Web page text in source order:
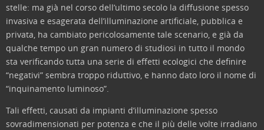
stelle: ma già nel corso dell’ultimo secolo la diffusione spesso
invasiva e esagerata dell’illuminazione artificiale, pubblica e
privata, ha cambiato pericolosamente tale scenario, e già da
qualche tempo un gran numero di studiosi in tutto il mondo
sta verificando tutta una serie di effetti ecologici che definire
“negativi” sembra troppo riduttivo, e hanno dato loro il nome di
“inquinamento luminoso”.
Tali effetti, causati da impianti d’illuminazione spesso
sovradimensionati per potenza e che il più delle volte irradiano